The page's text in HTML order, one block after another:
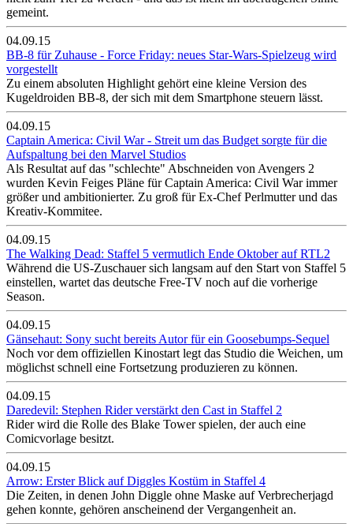
gemeint.
04.09.15
BB-8 für Zuhause - Force Friday: neues Star-Wars-Spielzeug wird
vorgestellt
Zu einem absoluten Highlight gehört eine kleine Version des
Kugeldroiden BB-8, der sich mit dem Smartphone steuern lässt.
04.09.15
Captain America: Civil War - Streit um das Budget sorgte für die
Aufspaltung bei den Marvel Studios
Als Resultat auf das "schlechte" Abschneiden von Avengers 2
wurden Kevin Feiges Pläne für Captain America: Civil War immer
größer und ambitionierter. Zu groß für Ex-Chef Perlmutter und das
Kreativ-Kommitee.
04.09.15
The Walking Dead: Staffel 5 vermutlich Ende Oktober auf RTL2
Während die US-Zuschauer sich langsam auf den Start von Staffel 5
einstellen, wartet das deutsche Free-TV noch auf die vorherige
Season.
04.09.15
Gänsehaut: Sony sucht bereits Autor für ein Goosebumps-Sequel
Noch vor dem offiziellen Kinostart legt das Studio die Weichen, um
möglichst schnell eine Fortsetzung produzieren zu können.
04.09.15
Daredevil: Stephen Rider verstärkt den Cast in Staffel 2
Rider wird die Rolle des Blake Tower spielen, der auch eine
Comicvorlage besitzt.
04.09.15
Arrow: Erster Blick auf Diggles Kostüm in Staffel 4
Die Zeiten, in denen John Diggle ohne Maske auf Verbrecherjagd
gehen konnte, gehören anscheinend der Vergangenheit an.